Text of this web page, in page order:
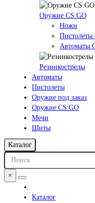
Оружие CS:GO
Ножи
Пистолеты
Автоматы
Резинкострелы
Автоматы
Пистолеты
Оружие под заказ
Оружие CS:GO
Мечи
Щиты
Каталог
×
Каталог